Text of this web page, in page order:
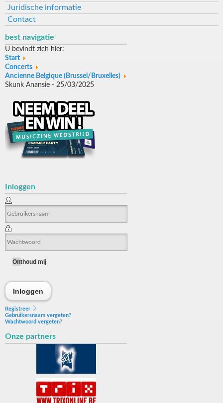
Juridische informatie
Contact
best navigatie
U bevindt zich hier:
Start
Concerts
Ancienne Belgique (Brussel/Bruxelles)
Skunk Anansie - 25/03/2025
Inloggen
Onthoud mij
Inloggen
Registreer
Gebruikersnaam vergeten?
Wachtwoord vergeten?
Onze partners